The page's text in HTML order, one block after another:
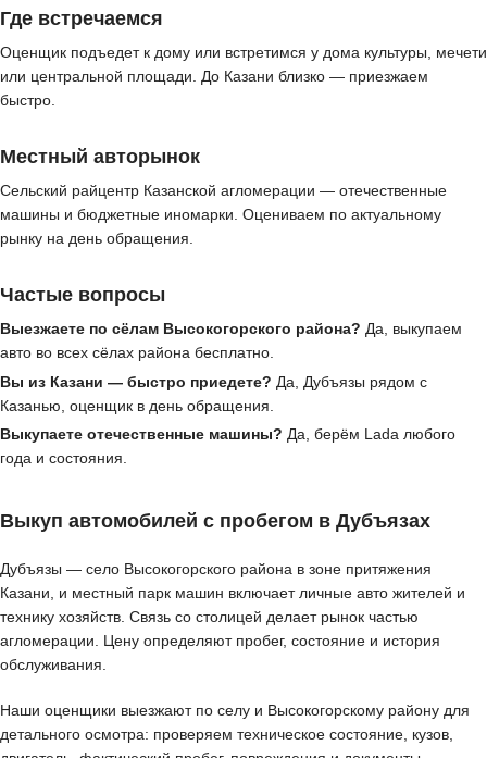
Где встречаемся
Оценщик подъедет к дому или встретимся у дома культуры, мечети
или центральной площади. До Казани близко — приезжаем
быстро.
Местный авторынок
Сельский райцентр Казанской агломерации — отечественные
машины и бюджетные иномарки. Оцениваем по актуальному
рынку на день обращения.
Частые вопросы
Выезжаете по сёлам Высокогорского района? Да, выкупаем
авто во всех сёлах района бесплатно.
Вы из Казани — быстро приедете? Да, Дубъязы рядом с
Казанью, оценщик в день обращения.
Выкупаете отечественные машины? Да, берём Lada любого
года и состояния.
Выкуп автомобилей с пробегом в Дубъязах
Дубъязы — село Высокогорского района в зоне притяжения
Казани, и местный парк машин включает личные авто жителей и
технику хозяйств. Связь со столицей делает рынок частью
агломерации. Цену определяют пробег, состояние и история
обслуживания.
Наши оценщики выезжают по селу и Высокогорскому району для
детального осмотра: проверяем техническое состояние, кузов,